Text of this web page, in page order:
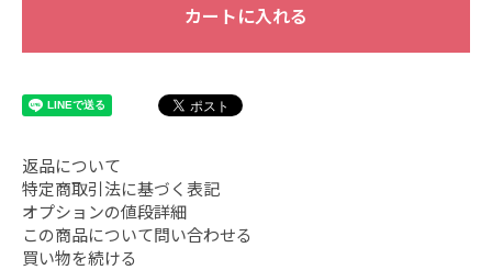
カートに入れる
返品について
特定商取引法に基づく表記
オプションの値段詳細
この商品について問い合わせる
買い物を続ける